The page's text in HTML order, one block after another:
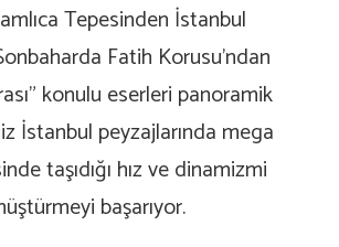
Tepesinden İstanbul
Fatih Korusu’ndan
konulu eserleri panoramik
İstanbul peyzajlarında mega
taşıdığı hız ve dinamizmi
başarıyor.